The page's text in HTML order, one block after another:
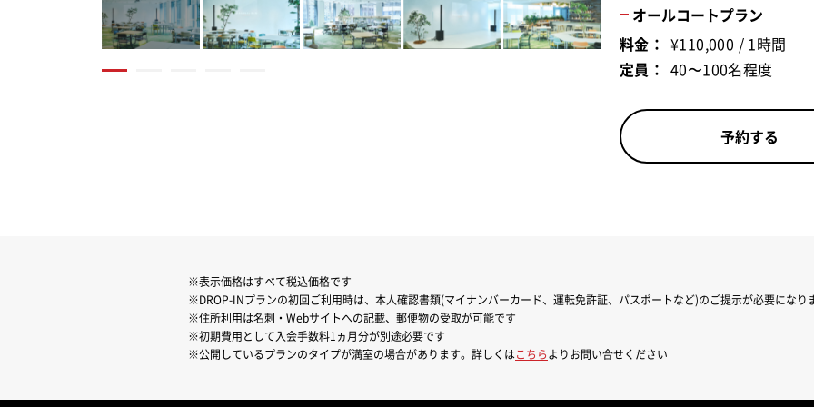
オールコートプラン
料金： ¥110,000 / 1時間
定員： 40〜100名程度
予約する
表示価格はすべて税込価格です
DROP-INプランの初回ご利用時は、本人確認書類(マイナンバーカード、運転免許証、パスポートなど)のご提示が必要になり
住所利用は名刺・Webサイトへの記載、郵便物の受取が可能です
初期費用として入会手数料1ヵ月分が別途必要です
公開しているプランのタイプが満室の場合があります。詳しくはこちらよりお問い合せください